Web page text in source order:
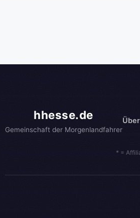
hhesse.de
Gemeinschaft der Morgenlandfahrer
* =